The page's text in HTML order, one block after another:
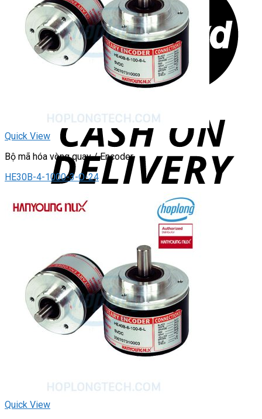
Quick View
Bộ mã hóa vòng quay / Encoder
HE30B-4-1000-3-O-24
Quick View